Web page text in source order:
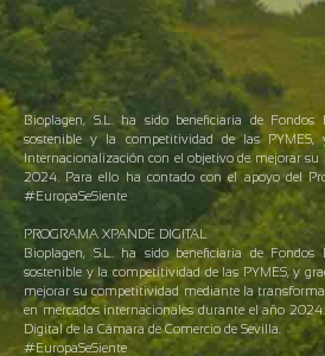
Bioplagen, S.L. ha sido beneficiaria de
sostenible y la competitividad de las
Internacionalización con el objetivo de mejorar
2024. Para ello ha contado con el apoyo del
#EuropaSeSiente
PROGRAMA XPANDE DIGITAL
Bioplagen, S.L. ha sido beneficiaria de
sostenible y la competitividad de las PYMES, y
mejorar su competitividad mediante la
en mercados internacionales durante el año
Digital de la Cámara de Comercio de Sevilla.
#EuropaSeSiente